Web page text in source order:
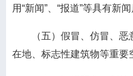
用“新闻”、“报道”等具有新
（五）假冒、仿冒、
在地、标志性建筑物等重要